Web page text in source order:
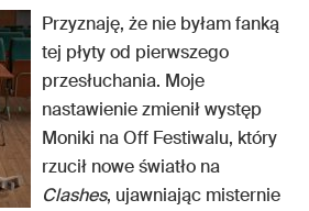
Przyznaję, że nie byłam fanką
tej płyty od pierwszego
przesłuchania. Moje
nastawienie zmienił występ
Moniki na Off Festiwalu, który
rzucił nowe światło na
Clashes, ujawniając misternie